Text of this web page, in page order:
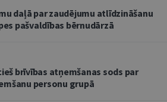
daļā par zaudējumu atlīdzināšanu
pašvaldības bērnudārzā
brīvības atņemšanas sods par
personu grupā